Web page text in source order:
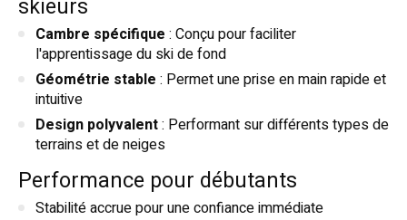
skieurs
Cambre spécifique : Conçu pour faciliter
l'apprentissage du ski de fond
Géométrie stable : Permet une prise en main rapide et
intuitive
Design polyvalent: Performant sur différents types de
terrains et de neiges
Performance pour débutants
Stabilité accrue pour une confiance immédiate